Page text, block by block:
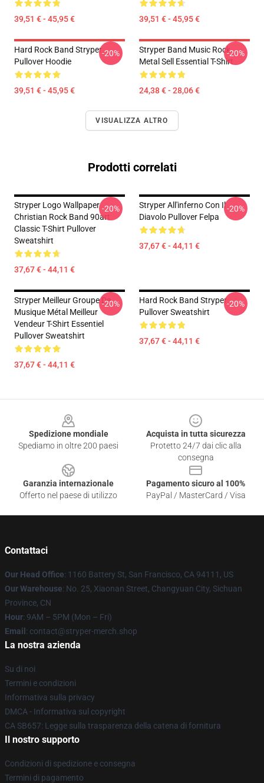
39,51 € - 45,95 € 39,51 € - 45,95 €
Hard Rock Band Stryper
Pullover Hoodie
39,51 € - 45,95 €
-20%
Stryper Band Music Rock
Metal Sell Essential T-Shirt
24,38 € - 28,06 €
-20%
VISUALIZZA ALTRO
Prodotti correlati
Stryper Logo Wallpaper
Christian Rock Band 90art
Classic T-Shirt Pullover
Sweatshirt
37,67 € - 44,11 €
-20%
Stryper All'inferno Con Il
Diavolo Pullover Felpa
37,67 € - 44,11 €
-20%
Stryper Meilleur Groupe De
Musique Métal Meilleur
Vendeur T-Shirt Essentiel
Pullover Sweatshirt
37,67 € - 44,11 €
-20%
Hard Rock Band Stryper
Pullover Sweatshirt
37,67 € - 44,11 €
-20%
Spedizione mondiale
Spediamo in oltre 200 paesi
Acquista in tutta sicurezza
Protetto 24/7 dai clic alla
consegna
Garanzia internazionale
Offerto nel paese di utilizzo
Pagamento sicuro al 100%
PayPal / MasterCard / Visa
Contattaci
Our Head Office: 1160 Battery St, San Francisco, CA 94111, US
Our Warehouse: No. 25, Xiaonan Street, Changyuan City, Sichuan
Province, CN
Hour: 9AM – 5PM (Mon – Fri)
Email : contact@stryper-merch.shop
La nostra azienda
Su di noi
Termini e condizioni
Informativa sulla privacy
DMCA - Informativa sul copyright
CA SB657: Legge sulla trasparenza della catena di fornitura
Il nostro supporto
Condizioni di spedizione e consegna
Termini di pagamento